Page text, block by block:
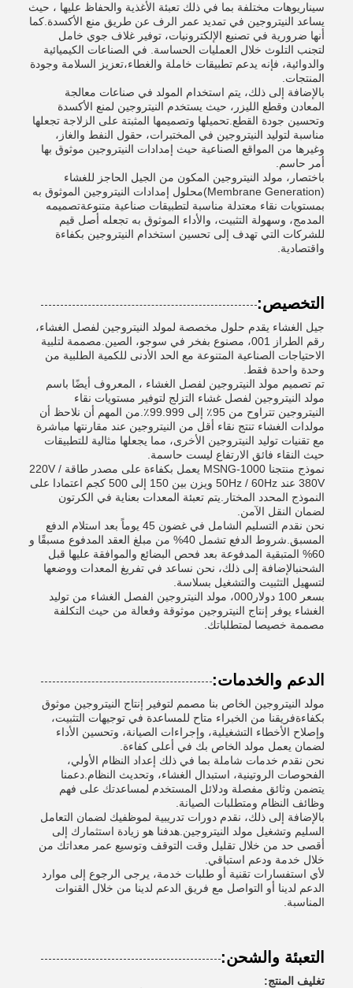
سيناريوهات مختلفة بما في ذلك تعبئة الأغذية والحفاظ عليها ، حيث
يساعد النيتروجين في تمديد عمر الرف عن طريق منع الأكسدة.كما
أنها ضرورية في تصنيع الإلكترونيات، توفير غلاف جوي خامل
لتجنب التلوث خلال العمليات الحساسة. في الصناعات الكيميائية
والدوائية، فإنه يدعم تطبيقات خاملة والغطاء،تعزيز السلامة وجودة
المنتجات.
بالإضافة إلى ذلك، يتم استخدام المولد في صناعات معالجة
المعادن وقطع الليزر، حيث يستخدم النيتروجين لمنع الأكسدة
وتحسين جودة القطع.تحميلها وتصميمها المثبتة على الزلاجة تجعلها
مناسبة لتوليد النيتروجين في المختبرات، حقول النفط والغاز،
وغيرها من المواقع الصناعية حيث إمدادات النيتروجين موثوق بها
أمر حاسم.
باختصار، مولد النيتروجين المكون من الجيل الحاجز للغشاء
(Membrane Generation)محلول إمدادات النيتروجين الموثوق به
بمستويات نقاء معتدلة مناسبة لتطبيقات صناعية متنوعةتصميمه
المدمج، وسهولة التثبيت، والأداء الموثوق به تجعله أصل قيم
للشركات التي تهدف إلى تحسين استخدام النيتروجين بكفاءة
واقتصادية.
التخصيص:
جيل الغشاء يقدم حلول مخصصة لمولد النيتروجين لفصل الغشاء،
رقم الطراز 001، مصنوع بفخر في سوجو، الصين.مصممة لتلبية
الاحتياجات الصناعية المتنوعة مع الحد الأدنى للكمية الطلبية من
وحدة واحدة فقط.
تم تصميم مولد النيتروجين لفصل الغشاء ، المعروف أيضًا باسم
مولد النيتروجين لفصل غشاء التزلج لتوفير مستويات نقاء
النيتروجين تتراوح من 95٪ إلى 99.999٪.من المهم أن نلاحظ أن
مولدات الغشاء تنتج نقاء أقل من النيتروجين عند مقارنتها مباشرة
مع تقنيات توليد النيتروجين الأخرى، مما يجعلها مثالية للتطبيقات
حيث النقاء فائق الارتفاع ليست حاسمة.
نموذج منتجنا MSNG-1000 يعمل بكفاءة على مصدر طاقة 220V /
380V عند 50Hz / 60Hz ويزن بين 150 إلى 500 كجم اعتمادا على
النموذج المحدد المختار.يتم تعبئة المعدات بعناية في الكرتون
لضمان النقل الآمن.
نحن نقدم التسليم الشامل في غضون 45 يوماً بعد استلام الدفع
المسبق.شروط الدفع تشمل 40% من مبلغ العقد المدفوع مسبقًا و
60% المتبقية المدفوعة بعد فحص البضائع والموافقة عليها قبل
الشحنبالإضافة إلى ذلك، نحن نساعد في تفريغ المعدات ووضعها
لتسهيل التثبيت والتشغيل بسلاسة.
بسعر 100 دولار000، مولد النيتروجين الفصل الغشاء من توليد
الغشاء يوفر إنتاج النيتروجين موثوقة وفعالة من حيث التكلفة
مصممة خصيصا لمتطلباتك.
الدعم والخدمات:
مولد النيتروجين الخاص بنا مصمم لتوفير إنتاج النيتروجين موثوق
بكفاءةفريقنا من الخبراء متاح للمساعدة في توجيهات التثبيت،
وإصلاح الأخطاء التشغيلية، وإجراءات الصيانة، وتحسين الأداء
لضمان يعمل مولد الخاص بك في أعلى كفاءة.
نحن نقدم خدمات شاملة بما في ذلك إعداد النظام الأولي،
الفحوصات الروتينية، استبدال الغشاء، وتحديث النظام.دعمنا
يتضمن وثائق مفصلة ودلائل المستخدم لمساعدتك على فهم
وظائف النظام ومتطلبات الصيانة.
بالإضافة إلى ذلك، نقدم دورات تدريبية لموظفيك لضمان التعامل
السليم وتشغيل مولد النيتروجين.هدفنا هو زيادة استثمارك إلى
أقصى حد من خلال تقليل وقت التوقف وتوسيع عمر معداتك من
خلال خدمة ودعم استباقي.
لأي استفسارات تقنية أو طلبات خدمة، يرجى الرجوع إلى موارد
الدعم لدينا أو التواصل مع فريق الدعم لدينا من خلال القنوات
المناسبة.
التعبئة والشحن:
تغليف المنتج: